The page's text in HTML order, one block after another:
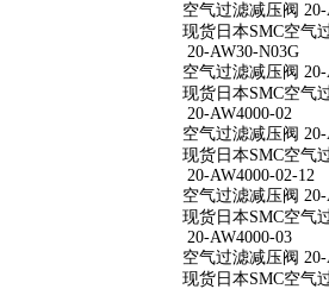
空气过滤减压阀
现货日本SMC空气
20-AW30-N03G
空气过滤减压阀
现货日本SMC空气
20-AW4000-02
空气过滤减压阀 20-
现货日本SMC空气
20-AW4000-02-12
空气过滤减压阀 20-
现货日本SMC空气
20-AW4000-03
空气过滤减压阀 20-
现货日本SMC空气